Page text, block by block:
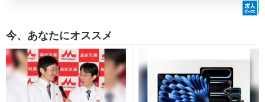
今、あなたにオススメ